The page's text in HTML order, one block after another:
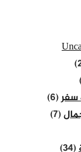
سفر(6)
(7)
(34)